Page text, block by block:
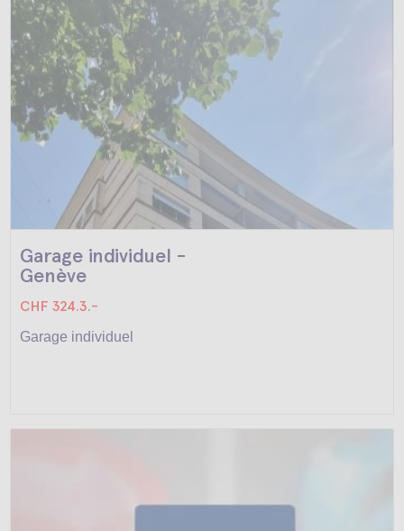
Garage individuel -
Genève
CHF 324.3.-
Garage individuel